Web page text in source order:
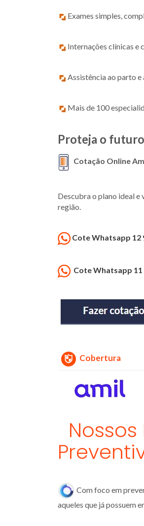
Exames simples,
Internações clínicas e
Assistência ao parto
Mais de 100
Proteja o futuro
Cotação Online
Descubra o plano ideal e
região.
Cote Whatsapp 12
Cote Whatsapp 11
Cobertura
Com foco em
aqueles que já possuem